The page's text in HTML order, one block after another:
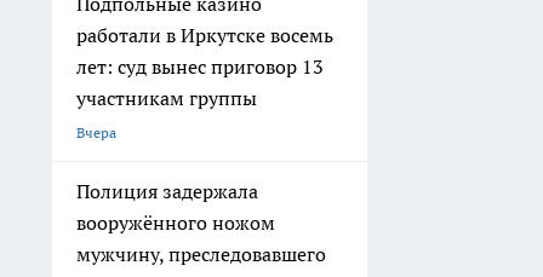
работали в Иркутске восемь
лет: суд вынес приговор 13
участникам группы
Вчера
Полиция задержала
вооружённого ножом
мужчину, преследовавшего